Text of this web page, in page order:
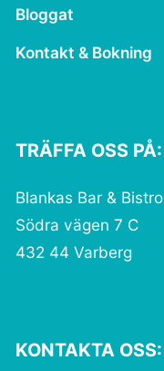
Bloggat
Kontakt & Bokning
TRÄFFA OSS PÅ:
Blankas Bar & Bistro
Södra vägen 7 C
432 44 Varberg
KONTAKTA OSS: